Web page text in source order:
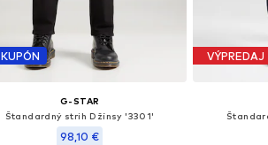
KUPÓN
G-STAR
Štandardný strih Džínsy '3301'
98,10 €
VÝPREDAJ